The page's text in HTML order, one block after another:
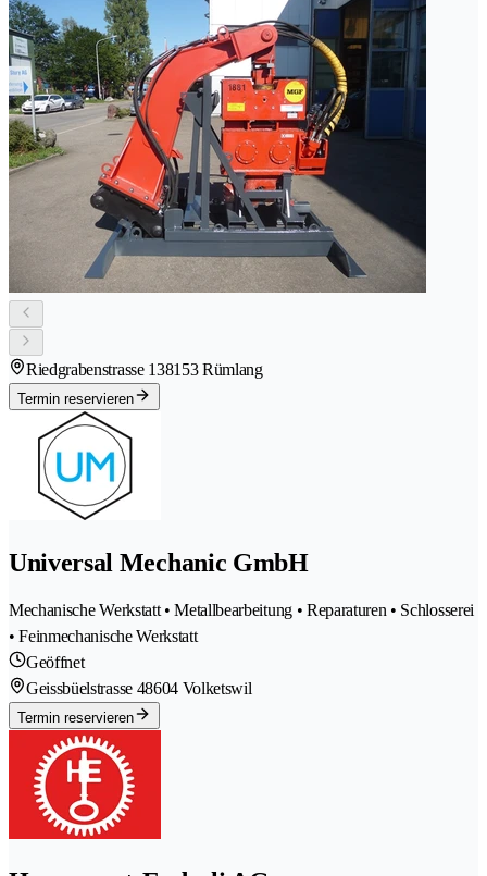
Riedgrabenstrasse 138153 Rümlang
Termin reservieren
Universal Mechanic GmbH
Mechanische Werkstatt • Metallbearbeitung • Reparaturen • Schlosserei
• Feinmechanische Werkstatt
Geöffnet
Geissbüelstrasse 48604 Volketswil
Termin reservieren